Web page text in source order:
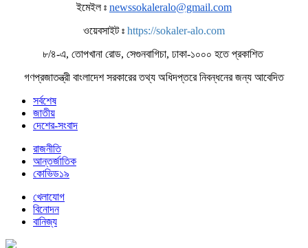
ইমেইল ঃ newssokaleralo@gmail.com
ওয়েবসাইট ঃ https://sokaler-alo.com
৮/৪-এ, তোপখানা রোড, সেগুনবাগিচা, ঢাকা-১০০০ হতে প্রকাশিত
গণপ্রজাতন্ত্রী বাংলাদেশ সরকারের তথ্য অধিদপ্তরে নিবন্ধনের জন্য আবেদিত
সর্বশেষ
জাতীয়
দেশের-সংবাদ
রাজনীতি
আন্তর্জাতিক
কোভিড১৯
খেলাযোগ
বিনোদন
বানিজ্য